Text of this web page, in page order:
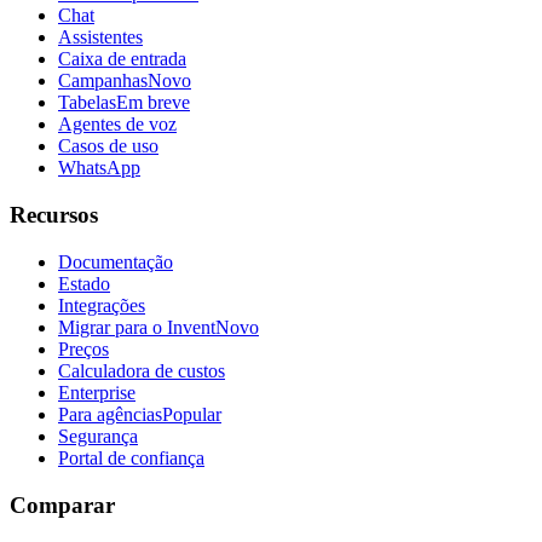
Chat
Assistentes
Caixa de entrada
CampanhasNovo
TabelasEm breve
Agentes de voz
Casos de uso
WhatsApp
Recursos
Documentação
Estado
Integrações
Migrar para o InventNovo
Preços
Calculadora de custos
Enterprise
Para agênciasPopular
Segurança
Portal de confiança
Comparar